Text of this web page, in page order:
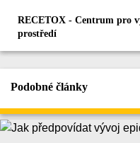
RECETOX - Centrum pro
prostředí
Podobné články